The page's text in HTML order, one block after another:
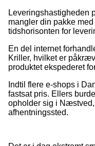
Leveringshastigheden
mangler din pakke
tidshorisonten for
En del internet
Kriller, hvilket er
produktet ekspederet
Indtil flere e-shops i
fastsat pris. Ellers
opholder sig i
afhentningssted.